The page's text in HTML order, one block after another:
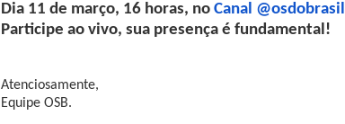
Dia 11 de março, 16 horas, no Canal @osdobrasil
Participe ao vivo, sua presença é fundamental!
Atenciosamente,
Equipe OSB.